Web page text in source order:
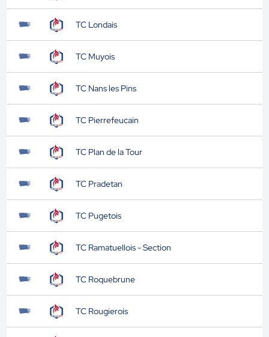
TC Londais
TC Muyois
TC Nans les Pins
TC Pierrefeucain
TC Plan de la Tour
TC Pradetan
TC Pugetois
TC Ramatuellois - Section
TC Roquebrune
TC Rougierois